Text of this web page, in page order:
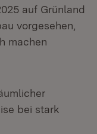
auf Grünland
vorgesehen,
machen
bei stark